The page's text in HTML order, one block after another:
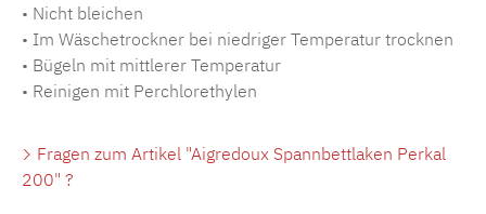
• Nicht bleichen
• Im Wäschetrockner bei niedriger Temperatur trocknen
• Bügeln mit mittlerer Temperatur
• Reinigen mit Perchlorethylen
Fragen zum Artikel "Aigredoux Spannbettlaken Perkal
200" ?